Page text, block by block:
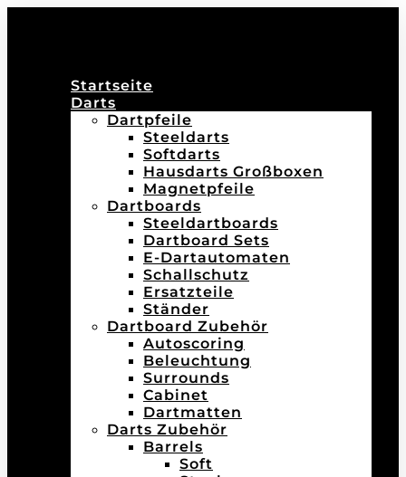
Startseite
Darts
Dartpfeile
Steeldarts
Softdarts
Hausdarts Großboxen
Magnetpfeile
Dartboards
Steeldartboards
Dartboard Sets
E-Dartautomaten
Schallschutz
Ersatzteile
Ständer
Dartboard Zubehör
Autoscoring
Beleuchtung
Surrounds
Cabinet
Dartmatten
Darts Zubehör
Barrels
Soft